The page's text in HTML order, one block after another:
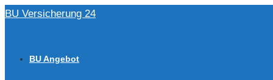
Zum
BU Versicherung 24
BU Angebot